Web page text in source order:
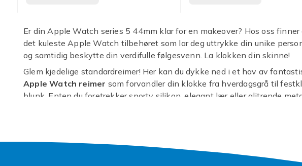
Er din Apple Watch series 5 44mm klar for en makeover? Hos oss finner
det kuleste Apple Watch tilbehøret som lar deg uttrykke din unike
og samtidig beskytte din verdifulle følgesvenn. La klokken din skinne!
Glem kjedelige standardreimer! Her kan du dykke ned i et hav av
Apple Watch reimer som forvandler din klokke fra hverdagsgrå til
blunk. Enten du foretrekker sporty silikon, elegant lær eller glitrende
trenger også beskyttelse mot hverdagens små uhell. Våre solide
gir trygghet mot riper og støt, slik at skjermen og urkassen holder